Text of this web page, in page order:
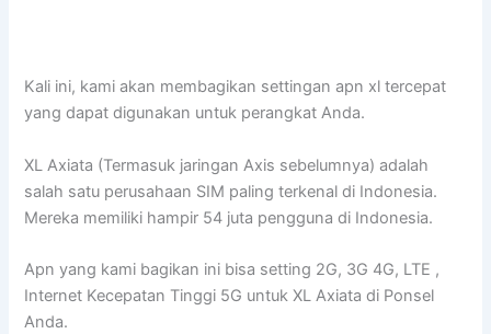
Kali ini, kami akan membagikan settingan apn xl tercepat
yang dapat digunakan untuk perangkat Anda.
XL Axiata (Termasuk jaringan Axis sebelumnya) adalah
salah satu perusahaan SIM paling terkenal di Indonesia.
Mereka memiliki hampir 54 juta pengguna di Indonesia.
Apn yang kami bagikan ini bisa setting 2G, 3G 4G, LTE ,
Internet Kecepatan Tinggi 5G untuk XL Axiata di Ponsel
Anda.